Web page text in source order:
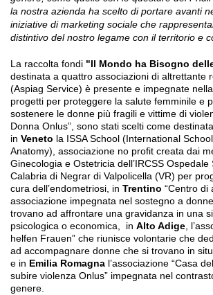
la nostra azienda ha scelto di portare avanti
iniziative di marketing sociale che
distintivo del nostro legame con il territorio e
La raccolta fondi "Il Mondo ha Bisogno
destinata a quattro associazioni di altrettante
(Aspiag Service) è presente e impegnate
progetti per proteggere la salute femminile e
sostenere le donne più fragili e vittime di
Donna Onlus”, sono stati scelti come
in Veneto la ISSA School (International
Anatomy), associazione no profit creata dai
Ginecologia e Ostetricia dell’IRCSS
Calabria di Negrar di Valpolicella (VR) per
cura dell’endometriosi, in Trentino “Centro di
associazione impegnata nel sostegno a
trovano ad affrontare una gravidanza in una
psicologica o economica,
in Alto Adige,
helfen Frauen” che riunisce volontarie che
ad accompagnare donne che si trovano in
e in Emilia Romagna l’associazione “Casa
subire violenza Onlus” impegnata nel
genere.